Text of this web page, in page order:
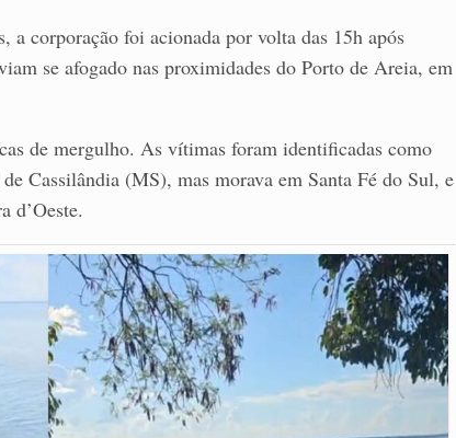
a corporação foi acionada por volta das 15h após
se afogado nas proximidades do Porto de Areia, em
de mergulho. As vítimas foram identificadas como
Cassilândia (MS), mas morava em Santa Fé do Sul, e
d’Oeste.